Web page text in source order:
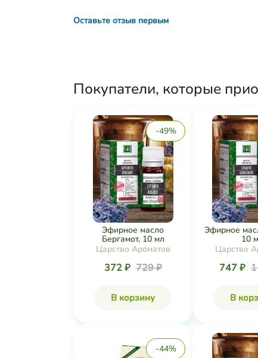
Оставьте отзыв первым
Покупатели, которые
-49%
Эфирное масло
Бергамот, 10 мл
Царство Ароматов
372 ₽ 729 ₽
В корзину
Эфирное
10
Царство
747 ₽
В
-44%